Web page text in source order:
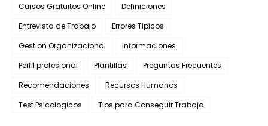
Cursos Gratuitos Online
Definiciones
Entrevista de Trabajo
Errores Tipicos
Gestion Organizacional
Informaciones
Perfil profesional
Plantillas
Preguntas Frecuentes
Recomendaciones
Recursos Humanos
Test Psicologicos
Tips para Conseguir Trabajo